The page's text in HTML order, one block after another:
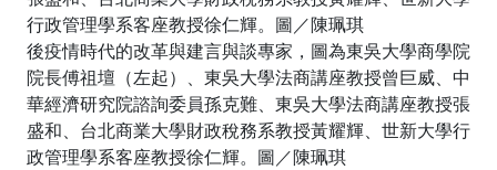
後疫情時代的改革與建言與談專家，圖為東吳大學商學院
院長傅祖壇（左起）、東吳大學法商講座教授曾巨威、中
華經濟研究院諮詢委員孫克難、東吳大學法商講座教授張
盛和、台北商業大學財政稅務系教授黃耀輝、世新大學行
政管理學系客座教授徐仁輝。圖／陳珮琪